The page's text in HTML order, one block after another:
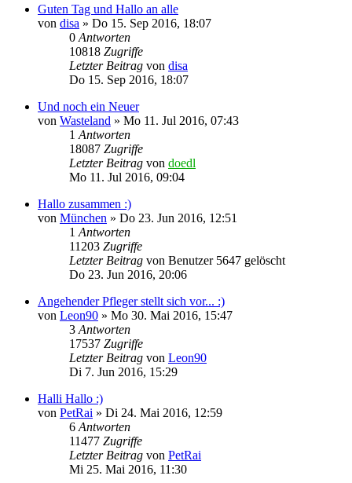
Guten Tag und Hallo an alle
von disa » Do 15. Sep 2016, 18:07
0 Antworten
10818 Zugriffe
Letzter Beitrag von disa
Do 15. Sep 2016, 18:07
Und noch ein Neuer
von Wasteland » Mo 11. Jul 2016, 07:43
1 Antworten
18087 Zugriffe
Letzter Beitrag von doedl
Mo 11. Jul 2016, 09:04
Hallo zusammen :)
von München » Do 23. Jun 2016, 12:51
1 Antworten
11203 Zugriffe
Letzter Beitrag von Benutzer 5647 gelöscht
Do 23. Jun 2016, 20:06
Angehender Pfleger stellt sich vor... :)
von Leon90 » Mo 30. Mai 2016, 15:47
3 Antworten
17537 Zugriffe
Letzter Beitrag von Leon90
Di 7. Jun 2016, 15:29
Halli Hallo :)
von PetRai » Di 24. Mai 2016, 12:59
6 Antworten
11477 Zugriffe
Letzter Beitrag von PetRai
Mi 25. Mai 2016, 11:30